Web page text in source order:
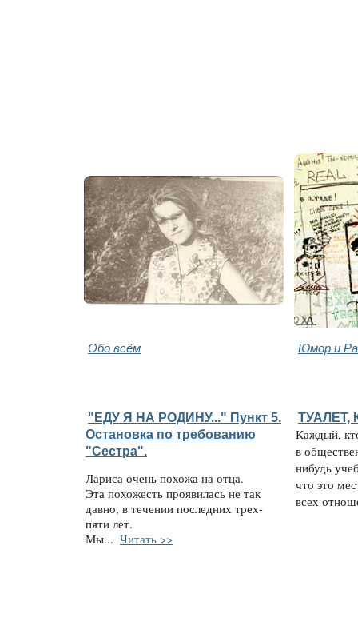
Обо всём Юмор и
"ЕДУ Я НА РОДИНУ..." Пункт 5.
Остановка по требованию
"Сестра".
Лариса очень похожа на отца.
Эта похожесть проявилась не так
давно, в течении последних трех-
пяти лет.
Мы... Читать >>
ТУАЛЕТ,
Каждый,
в
нибудь
что это
всех